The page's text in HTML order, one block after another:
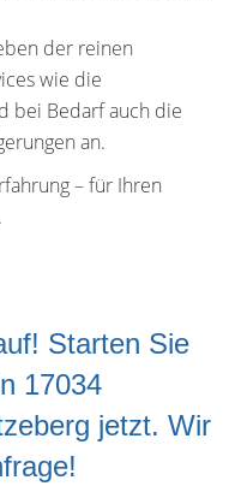
der reinen
wie die
bei Bedarf auch die
an.
– für Ihren
Starten Sie
17034
jetzt. Wir